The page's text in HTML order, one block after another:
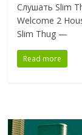
Слушать Slim
Welcome 2
Slim Thug —
Read more